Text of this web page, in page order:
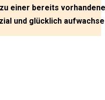
einer bereits
und glücklich